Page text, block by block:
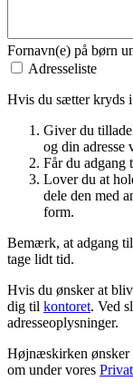
Fornavn(e) på børn
Adresseliste
Hvis du sætter kryds
Giver du
og din adresse
Får du adgang
Lover du at
dele den med
form.
Bemærk, at adgang
tage lidt tid.
Hvis du ønsker at
dig til kontoret. Ved
adresseoplysninger.
Højnæskirken ønsker
om under vores